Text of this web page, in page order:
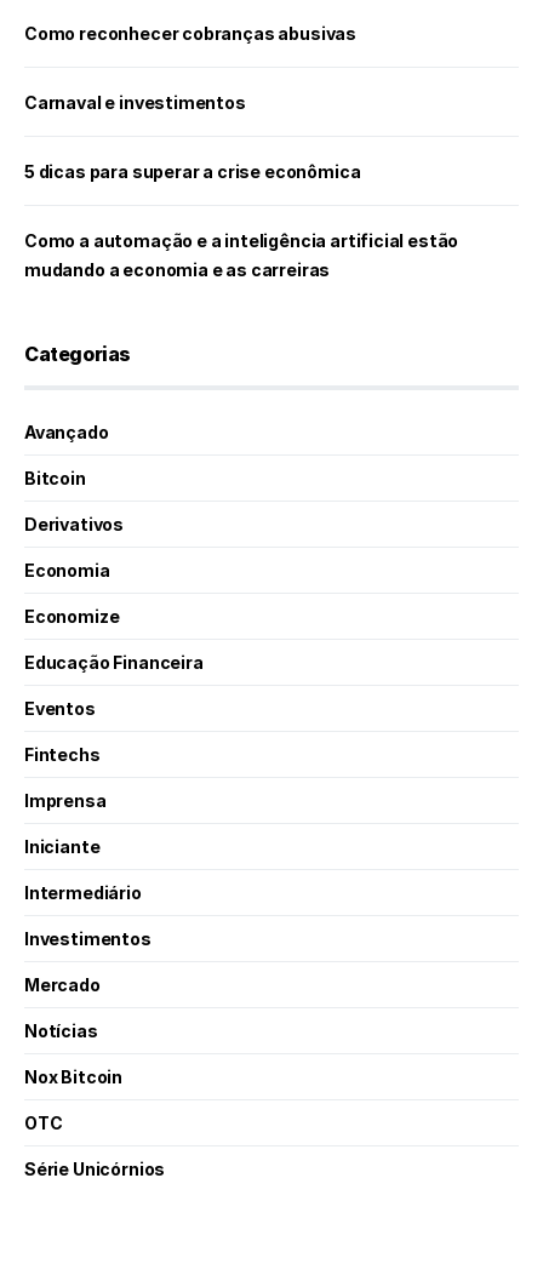
Como reconhecer cobranças abusivas
Carnaval e investimentos
5 dicas para superar a crise econômica
Como a automação e a inteligência artificial estão
mudando a economia e as carreiras
Categorias
Avançado
Bitcoin
Derivativos
Economia
Economize
Educação Financeira
Eventos
Fintechs
Imprensa
Iniciante
Intermediário
Investimentos
Mercado
Notícias
Nox Bitcoin
OTC
Série Unicórnios